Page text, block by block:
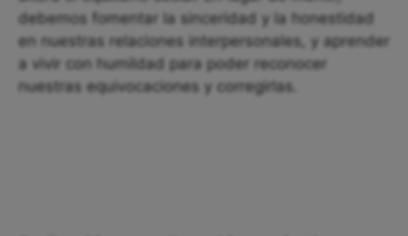
debemos fomentar la sinceridad y la honestidad
en nuestras relaciones interpersonales, y aprender
a vivir con humildad para poder reconocer
nuestras equivocaciones y corregirlas.